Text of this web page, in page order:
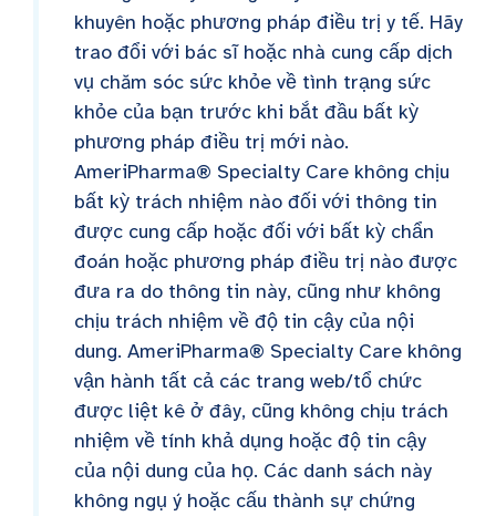
khuyên hoặc phương pháp điều trị y tế. Hãy
trao đổi với bác sĩ hoặc nhà cung cấp dịch
vụ chăm sóc sức khỏe về tình trạng sức
khỏe của bạn trước khi bắt đầu bất kỳ
phương pháp điều trị mới nào.
AmeriPharma® Specialty Care không chịu
bất kỳ trách nhiệm nào đối với thông tin
được cung cấp hoặc đối với bất kỳ chẩn
đoán hoặc phương pháp điều trị nào được
đưa ra do thông tin này, cũng như không
chịu trách nhiệm về độ tin cậy của nội
dung. AmeriPharma® Specialty Care không
vận hành tất cả các trang web/tổ chức
được liệt kê ở đây, cũng không chịu trách
nhiệm về tính khả dụng hoặc độ tin cậy
của nội dung của họ. Các danh sách này
không ngụ ý hoặc cấu thành sự chứng